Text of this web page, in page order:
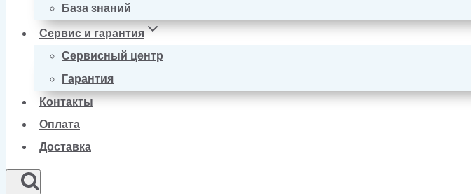
База знаний
Сервис и гарантия
Сервисный центр
Гарантия
Контакты
Оплата
Доставка